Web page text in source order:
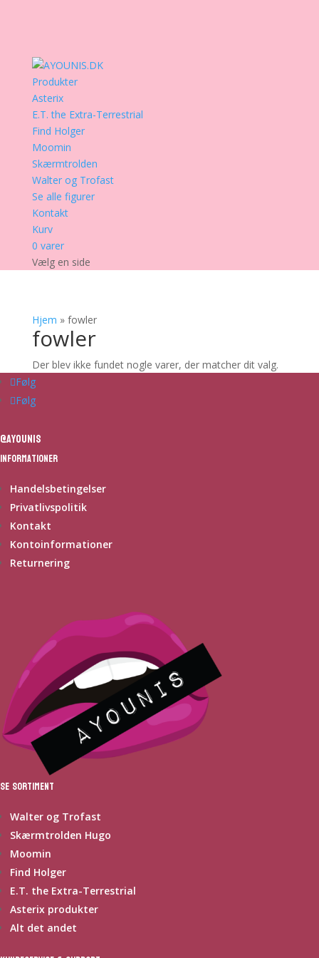
Produkter
Asterix
E.T. the Extra-Terrestrial
Find Holger
Moomin
Skærmtrolden
Walter og Trofast
Se alle figurer
Kontakt
Kurv
0 varer
Vælg en side
Hjem » fowler
fowler
Der blev ikke fundet nogle varer, der matcher dit valg.
Følg
Følg
@ayounis
Informationer
Handelsbetingelser
Privatlivspolitik
Kontakt
Kontoinformationer
Returnering
Se sortiment
Walter og Trofast
Skærmtrolden Hugo
Moomin
Find Holger
E.T. the Extra-Terrestrial
Asterix produkter
Alt det andet